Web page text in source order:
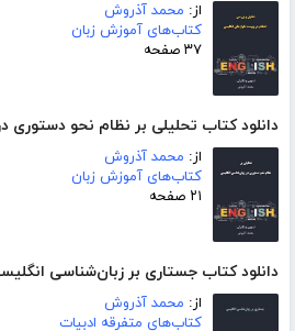
از: محمد آذروش
کتاب‌های آموزش زبان
۳۷ صفحه
دانلود کتاب تحلیلی بر نظام نحو دستوری
از: محمد آذروش
کتاب‌های آموزش زبان
۲۱ صفحه
دانلود کتاب جستاری بر زبان‌شناسی
از: محمد آذروش
کتاب‌های متفرقه ادبیات